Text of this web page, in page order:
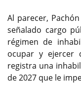
Al parecer,
señalado cargo
régimen de
ocupar y ejercer
registra una
de 2027 que le